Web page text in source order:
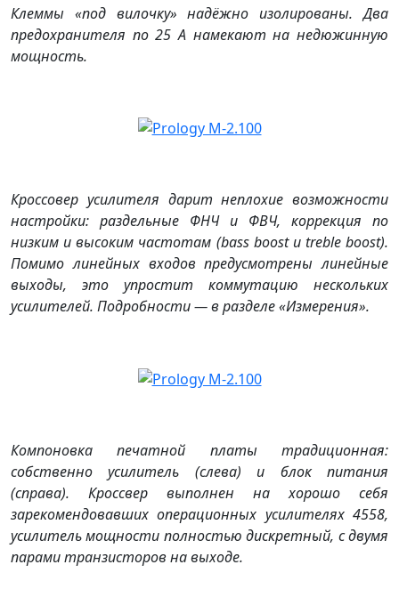
Клеммы «под вилочку» надёжно изолированы. Два
предохранителя по 25 А намекают на недюжинную
мощность.
Кроссовер усилителя дарит неплохие возможности
настройки: раздельные ФНЧ и ФВЧ, коррекция по
низким и высоким частотам (bass boost и treble boost).
Помимо линейных входов предусмотрены линейные
выходы, это упростит коммутацию нескольких
усилителей. Подробности — в разделе «Измерения».
Компоновка печатной платы традиционная:
собственно усилитель (слева) и блок питания
(справа). Кроссвер выполнен на хорошо себя
зарекомендовавших операционных усилителях 4558,
усилитель мощности полностью дискретный, с двумя
парами транзисторов на выходе.